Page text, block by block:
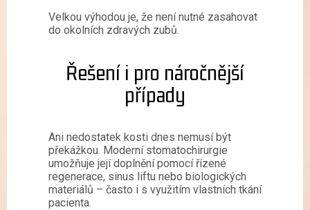
Velkou výhodou je, že není nutné zasahovat
do okolních zdravých zubů.
Řešení i pro náročnější
případy
Ani nedostatek kosti dnes nemusí být
překážkou. Moderní stomatochirurgie
umožňuje její doplnění pomocí řízené
regenerace, sinus liftu nebo biologických
materiálů – často i s využitím vlastních tkání
pacienta.